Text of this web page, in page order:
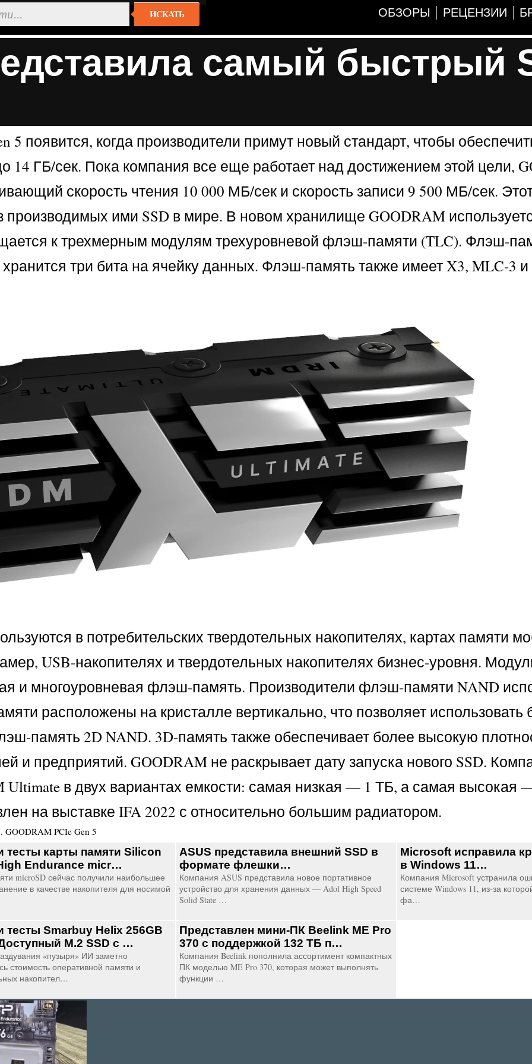
ИСКАТЬ ОБЗОРЫ РЕЦЕНЗИИ
самый быстрый
появится, когда производители примут новый стандарт, чтобы
14 ГБ/сек. Пока компания все еще работает над достижением этой цели,
скорость чтения 10 000 МБ/сек и скорость записи 9 500 МБ/сек.
ими SSD в мире. В новом хранилище GOODRAM
к трехмерным модулям трехуровневой флэш-памяти (TLC). Флэш-
три бита на ячейку данных. Флэш-память также имеет X3, MLC-3
в потребительских твердотельных накопителях, картах памяти
USB-накопителях и твердотельных накопителях бизнес-уровня.
и многоуровневая флэш-память. Производители флэш-памяти NAND
расположены на кристалле вертикально, что позволяет использовать
память 2D NAND. 3D-память также обеспечивает более высокую
и предприятий. GOODRAM не раскрывает дату запуска нового SSD.
Ultimate в двух вариантах емкости: самая низкая — 1 ТБ, а самая высокая
на выставке IFA 2022 с относительно большим радиатором.
. GOODRAM PCIe Gen 5
тесты карты памяти Silicon
Endurance micr…
microSD сейчас получили наибольшее
в качестве накопителя для носимой
ASUS представила внешний SSD в
формате флешки…
Компания ASUS представила новое портативное
устройство для хранения данных — Adol High Speed
Solid State …
Microsoft исправила
в Windows 11…
Компания Microsoft устранила
системе Windows 11, из-за
фа…
тесты Smarbuy Helix 256GB
М.2 SSD с …
«пузыря» ИИ заметно
стоимость оперативной памяти и
накопител…
Представлен мини-ПК Beelink ME Pro
370 с поддержкой 132 ТБ п…
Компания Beelink пополнила ассортимент компактных
ПК моделью ME Pro 370, которая может выполнять
функции …